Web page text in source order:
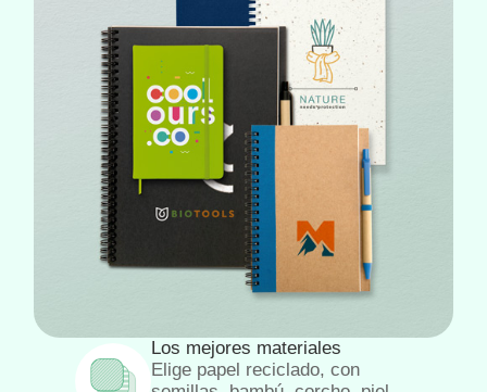
Los mejores materiales
Elige papel reciclado, con